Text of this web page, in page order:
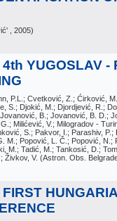
, 2005)
YUGOSLAV -
P.L.; Cvetković, Z.; Ćirković,
S.; Djokić, M.; Djordjević, R.;
B.; Jovanović, B. D.;
Milićević, V.; Milogradov -
S.; Pakvor, I.; Parashiv,
M.; Popović, L. Č.; Popović, N.;
M.; Tadić, M.; Tankosić, D.;
Živkov, V. (Astron. Obs.